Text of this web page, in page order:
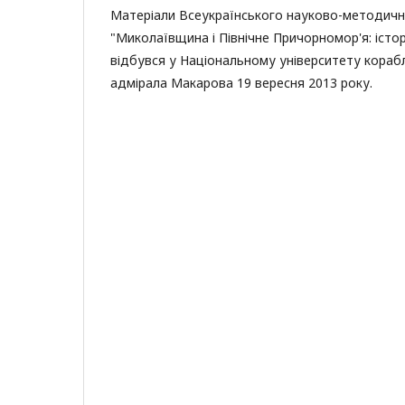
Матеріали Всеукраїнського науково-
"Миколаївщина і Північне Причорномор'я:
відбувся у Національному університету
адмірала Макарова 19 вересня 2013 року.